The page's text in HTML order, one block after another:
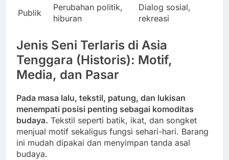
Publik
Perubahan politik,
hiburan
Dialog sosial,
rekreasi
Jenis Seni Terlaris di Asia
Tenggara (Historis): Motif,
Media, dan Pasar
Pada masa lalu, tekstil, patung, dan lukisan
menempati posisi penting sebagai komoditas
budaya. Tekstil seperti batik, ikat, dan songket
menjual motif sekaligus fungsi sehari-hari. Barang
ini mudah dipakai dan menyimpan tanda asal
budaya.